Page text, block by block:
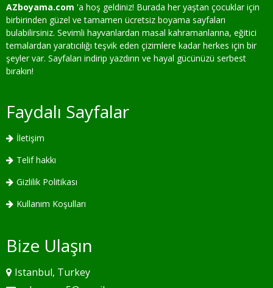
AZboyama.com 'a hoş geldiniz! Burada her yaştan çocuklar için
birbirinden güzel ve tamamen ücretsiz boyama sayfaları
bulabilirsiniz. Sevimli hayvanlardan masal kahramanlarına, eğitici
temalardan yaratıcılığı teşvik eden çizimlere kadar herkes için bir
şeyler var. Sayfaları indirip yazdırın ve hayal gücünüzü serbest
bırakın!
Faydalı Sayfalar
İletişim
Telif hakkı
Gizlilik Politikası
Kullanım Koşulları
Bize Ulaşın
Istanbul, Turkey